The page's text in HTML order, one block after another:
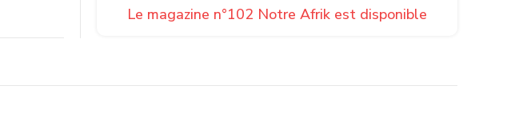
Le magazine n°102 Notre Afrik est disponible